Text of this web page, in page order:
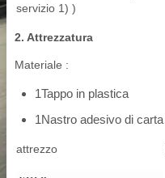
servizio 1) )
2. Attrezzatura
Materiale :
1Tappo in plastica
1Nastro adesivo di carta
attrezzo